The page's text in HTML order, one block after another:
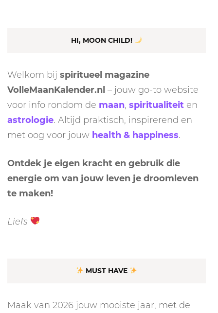
HI, MOON CHILD!
Welkom bij spiritueel magazine
VolleMaanKalender.nl – jouw go-to website
voor info rondom de maan, spiritualiteit en
astrologie. Altijd praktisch, inspirerend en
met oog voor jouw health & happiness.
Ontdek je eigen kracht en gebruik die
energie om van jouw leven je droomleven
te maken!
Liefs
MUST HAVE
Maak van 2026 jouw mooiste jaar, met de